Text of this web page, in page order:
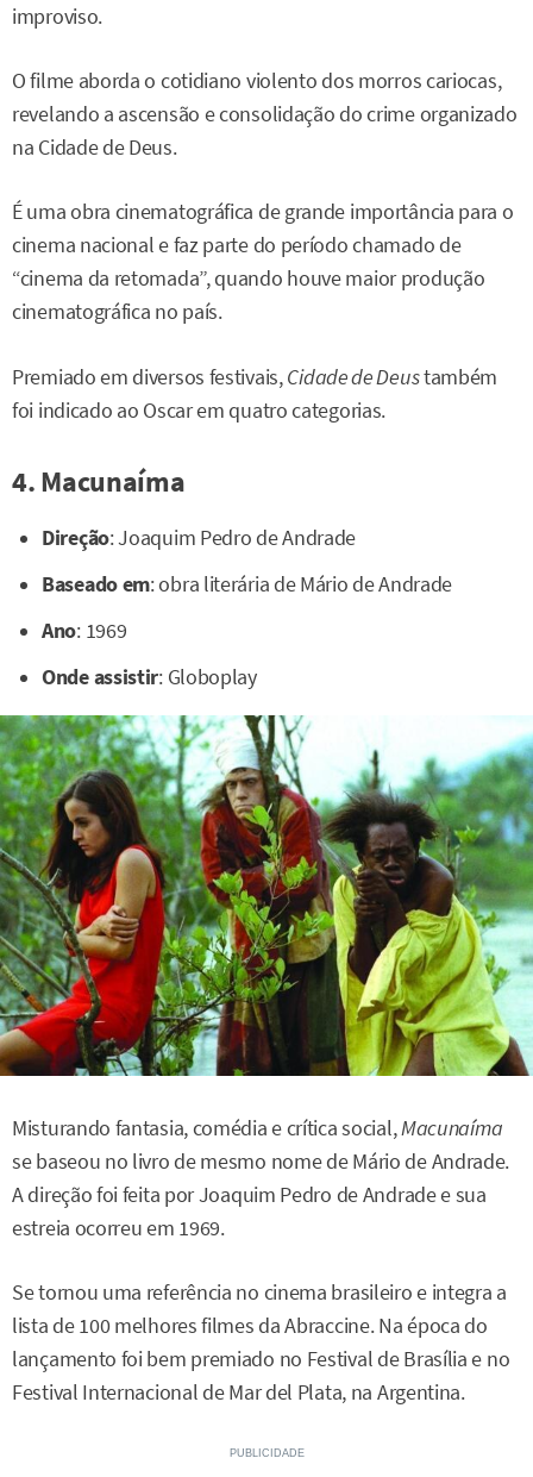
improviso.
O filme aborda o cotidiano violento dos morros cariocas,
revelando a ascensão e consolidação do crime organizado
na Cidade de Deus.
É uma obra cinematográfica de grande importância para o
cinema nacional e faz parte do período chamado de
“cinema da retomada”, quando houve maior produção
cinematográfica no país.
Premiado em diversos festivais,Cidade de Deustambém
foi indicado ao Oscar em quatro categorias.
4. Macunaíma
Direção: Joaquim Pedro de Andrade
Baseado em: obra literária de Mário de Andrade
Ano: 1969
Onde assistir: Globoplay
Misturando fantasia, comédia e crítica social,Macunaíma
se baseou no livro de mesmo nome de Mário de Andrade.
A direção foi feita por Joaquim Pedro de Andrade e sua
estreia ocorreu em 1969.
Se tornou uma referência no cinema brasileiro e integra a
lista de 100 melhores filmes da Abraccine. Na época do
lançamento foi bem premiado no Festival de Brasília e no
Festival Internacional de Mar del Plata, na Argentina.